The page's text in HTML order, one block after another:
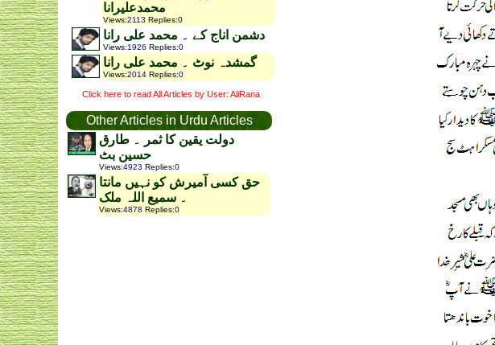
محمدعلیرانا
Views:2113 Replies:0
دشمن اناج کے ۔ محمد علی رانا
Views:1926 Replies:0
گمشدہ نوٹ ۔ محمد علی رانا
Views:2014 Replies:0
Click here to read All Articles by User: AliRana
Other Articles in Urdu Articles
دولت یقین کا ثمر ۔ طارق
حسین بٹ
Views:4923 Replies:0
حق کسی آمیرش کو نہیں مانتا
۔ سمیع اللہ ملک
Views:4878 Replies:0